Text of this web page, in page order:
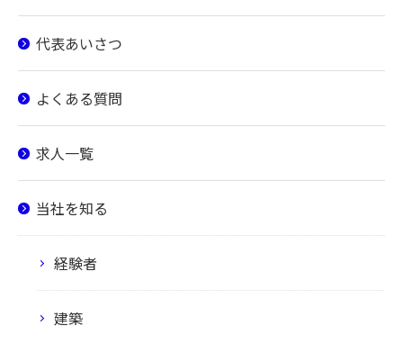
代表あいさつ
よくある質問
求人一覧
当社を知る
経験者
建築